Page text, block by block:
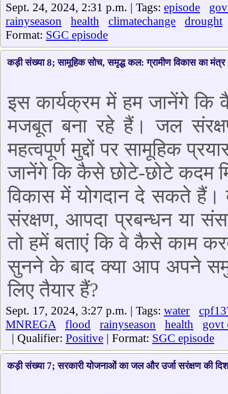
Sept. 24, 2024, 2:31 p.m. | Tags: episode
rainyseason
health climatechange
drought
Format: SGC episode
कड़ी संख्या 8; सामूहिक सोच, समृद्ध कल: ग्रामीण विकास का मंत्र
इस कार्यक्रम में हम जानेंगे
मजबूत बना रहे हैं। जल
महत्वपूर्ण मुद्दों पर सामूहिक
जानेंगे कि कैसे छोटे-छोटे कदम
विकास में योगदान दे सकते
संरक्षण, आपदा प्रबन्धन या
तो हमें बताएं कि वे कैसे काम
सुनने के बाद क्या आप अपने
लिए तैयार हैं?
Sept. 17, 2024, 3:27 p.m. | Tags: water
MNREGA
flood rainyseason health
govt
| Qualifier: Positive | Format: SGC episode
कड़ी संख्या 7; सरकारी योजनाओं का जल और उर्जा सरंक्षण की